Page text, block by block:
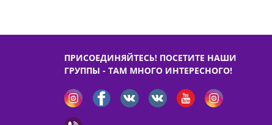
ПРИСОЕДИНЯЙТЕСЬ! ПОСЕТИТЕ НАШИ
ГРУППЫ - ТАМ МНОГО ИНТЕРЕСНОГО!